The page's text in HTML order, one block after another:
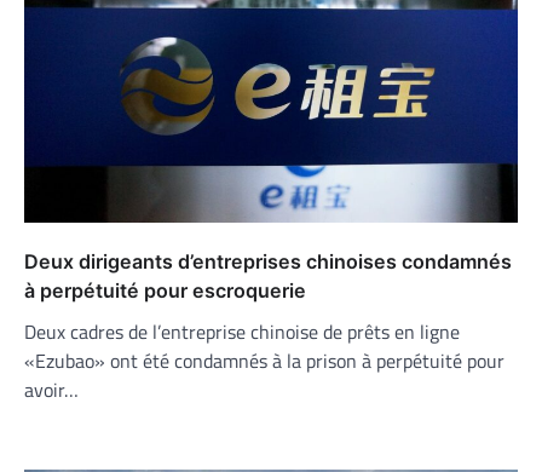
Deux dirigeants d’entreprises chinoises condamnés
à perpétuité pour escroquerie
Deux cadres de l’entreprise chinoise de prêts en ligne
«Ezubao» ont été condamnés à la prison à perpétuité pour
avoir…